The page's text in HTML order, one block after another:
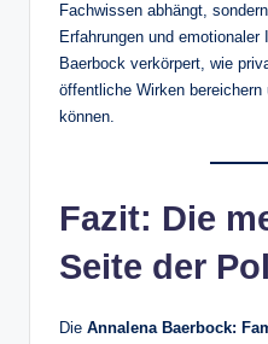
Fachwissen abhängt,
Erfahrungen und emotionaler
Baerbock verkörpert, wie
öffentliche Wirken
können.
Fazit: Die
Seite der
Die Annalena Baerbock: